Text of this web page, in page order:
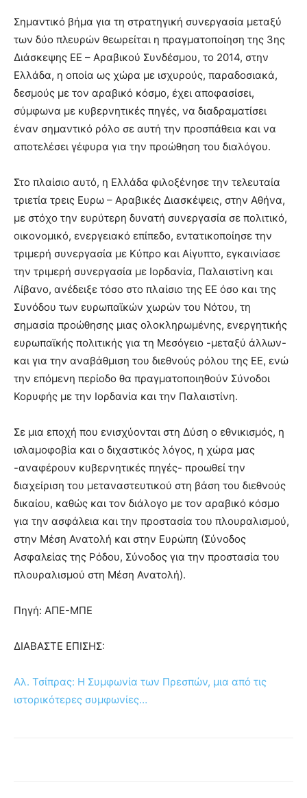
Σημαντικό βήμα για τη στρατηγική συνεργασία μεταξύ
των δύο πλευρών θεωρείται η πραγματοποίηση της 3ης
Διάσκεψης ΕΕ – Αραβικού Συνδέσμου, το 2014, στην
Ελλάδα, η οποία ως χώρα με ισχυρούς, παραδοσιακά,
δεσμούς με τον αραβικό κόσμο, έχει αποφασίσει,
σύμφωνα με κυβερνητικές πηγές, να διαδραματίσει
έναν σημαντικό ρόλο σε αυτή την προσπάθεια και να
αποτελέσει γέφυρα για την προώθηση του διαλόγου.
Στο πλαίσιο αυτό, η Ελλάδα φιλοξένησε την τελευταία
τριετία τρεις Ευρω – Αραβικές Διασκέψεις, στην Αθήνα,
με στόχο την ευρύτερη δυνατή συνεργασία σε πολιτικό,
οικονομικό, ενεργειακό επίπεδο, εντατικοποίησε την
τριμερή συνεργασία με Κύπρο και Αίγυπτο, εγκαινίασε
την τριμερή συνεργασία με Ιορδανία, Παλαιστίνη και
Λίβανο, ανέδειξε τόσο στο πλαίσιο της ΕΕ όσο και της
Συνόδου των ευρωπαϊκών χωρών του Νότου, τη
σημασία προώθησης μιας ολοκληρωμένης, ενεργητικής
ευρωπαϊκής πολιτικής για τη Μεσόγειο -μεταξύ άλλων-
και για την αναβάθμιση του διεθνούς ρόλου της ΕΕ, ενώ
την επόμενη περίοδο θα πραγματοποιηθούν Σύνοδοι
Κορυφής με την Ιορδανία και την Παλαιστίνη.
Σε μια εποχή που ενισχύονται στη Δύση ο εθνικισμός, η
ισλαμοφοβία και ο διχαστικός λόγος, η χώρα μας
-αναφέρουν κυβερνητικές πηγές- προωθεί την
διαχείριση του μεταναστευτικού στη βάση του διεθνούς
δικαίου, καθώς και τον διάλογο με τον αραβικό κόσμο
για την ασφάλεια και την προστασία του πλουραλισμού,
στην Μέση Ανατολή και στην Ευρώπη (Σύνοδος
Ασφαλείας της Ρόδου, Σύνοδος για την προστασία του
πλουραλισμού στη Μέση Ανατολή).
Πηγή: ΑΠΕ-ΜΠΕ
ΔΙΑΒΑΣΤΕ ΕΠΙΣΗΣ:
Αλ. Τσίπρας: Η Συμφωνία των Πρεσπών, μια από τις
ιστορικότερες συμφωνίες…